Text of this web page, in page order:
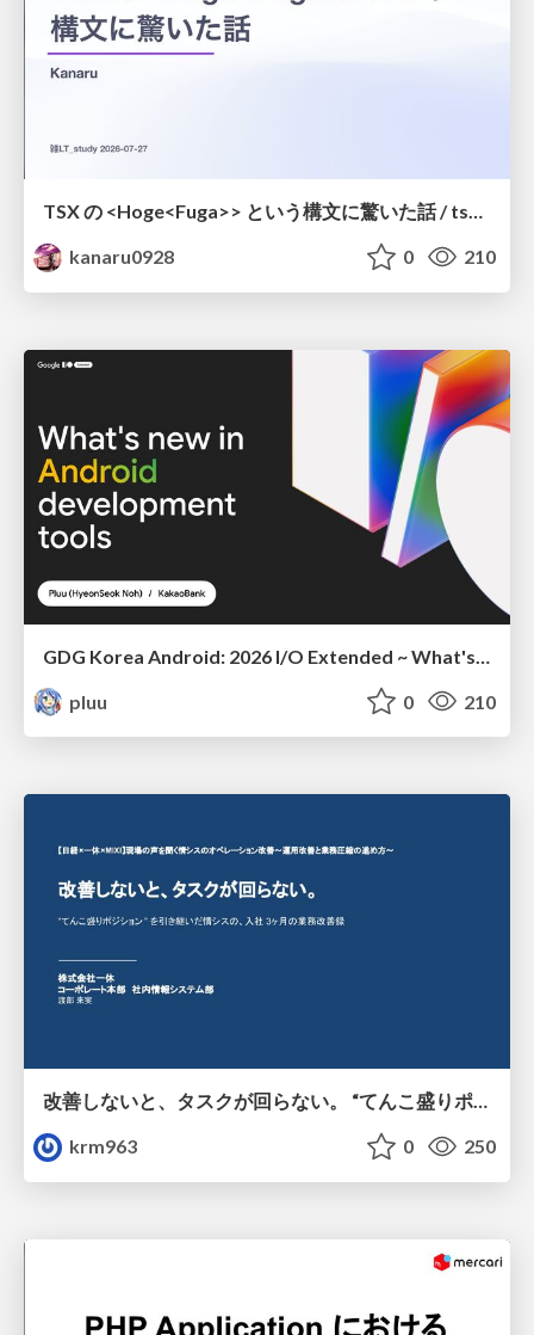
TSX の <Hoge<Fuga>> という構文に驚いた話 / tsx-type-argument-syntax
kanaru0928
0 210
pluu
0 210
改善しないと、タスクが回らない。 “てんこ盛りポジション” を引き継いだ情シスの、入社3ヶ月の業務改善録
krm963
0 250